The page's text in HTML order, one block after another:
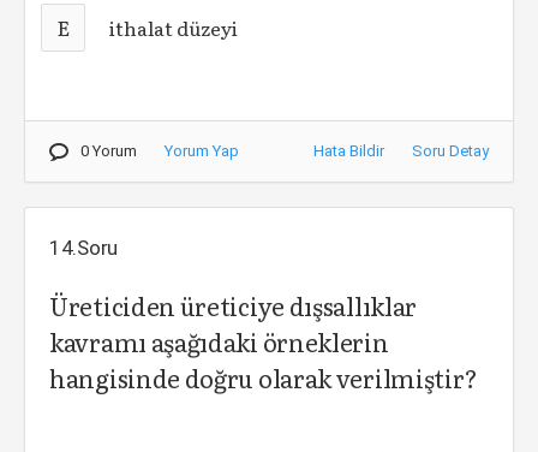
E ithalat düzeyi
0 Yorum Yorum Yap Hata Bildir Soru Detay
14.Soru
Üreticiden üreticiye dışsallıklar
kavramı aşağıdaki örneklerin
hangisinde doğru olarak verilmiştir?